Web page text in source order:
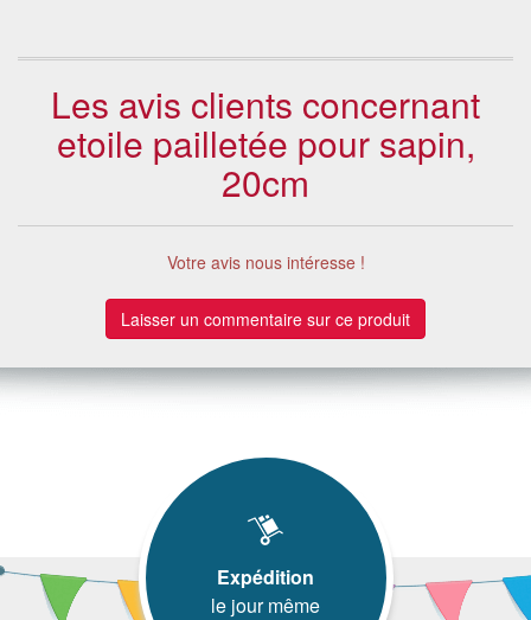
Les avis clients concernant
etoile pailletée pour sapin,
20cm
Votre avis nous intéresse !
Laisser un commentaire sur ce produit
Expédition
le jour même